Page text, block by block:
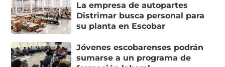
La empresa de autopartes
Distrimar busca personal para
su planta en Escobar
Jóvenes escobarenses podrán
sumarse a un programa de